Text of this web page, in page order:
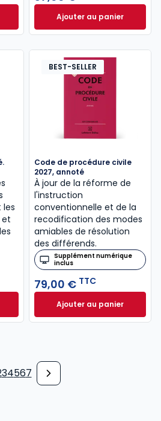
2026. 27e éd. à partir de
Ajouter au panier
Code de
les
2027 annoté. Édition limitée à 37,00 €
BEST-SELLER
Code de procédure civile
2027, annoté
À jour de la réforme de
l'instruction
conventionnelle et de la
recodification des modes
amiables de résolution
des différends.
Supplément numérique
inclus
79,00 € TTC
Ajouter au panier
Code de
34567